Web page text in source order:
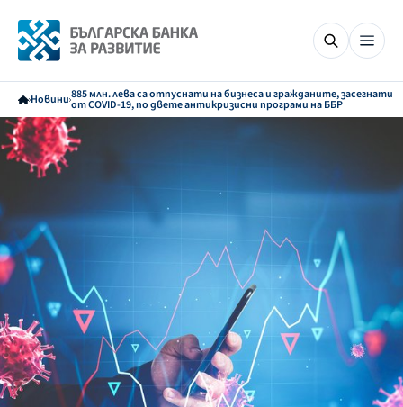
Новини885 млн. лева са отпуснати на бизнеса и гражданите, засегнати
от COVID-19, по двете антикризисни програми на ББР